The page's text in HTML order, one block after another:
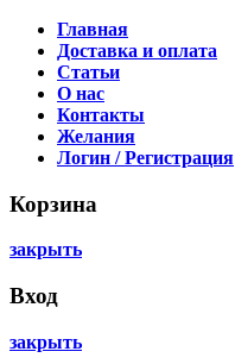
Главная
Доставка и оплата
Статьи
О нас
Контакты
Желания
Логин / Регистрация
Корзина
закрыть
Вход
закрыть